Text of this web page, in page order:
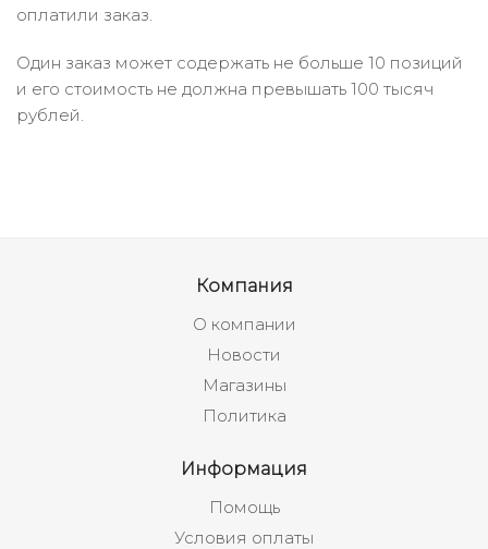
оплатили заказ.
Один заказ может содержать не больше 10 позиций
и его стоимость не должна превышать 100 тысяч
рублей.
Компания
О компании
Новости
Магазины
Политика
Информация
Помощь
Условия оплаты